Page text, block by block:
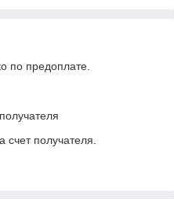
по предоплате.
получателя.